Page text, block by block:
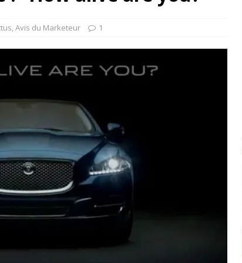
Honda dévoile un spot publicitaire… confiné!
,Avis du Marketeur 1